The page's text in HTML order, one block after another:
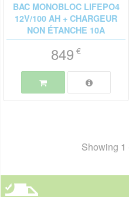
BAC MONOBLOC LIFEPO4
12V/100 AH + CHARGEUR
NON ÉTANCHE 10A
849 €
Showing 1